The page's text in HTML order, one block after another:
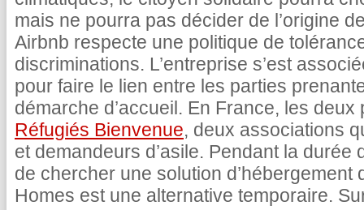
mais ne pourra pas décider de l’origine
Airbnb respecte une politique de
discriminations. L’entreprise s’est
pour faire le lien entre les parties
démarche d’accueil. En France, les
Réfugiés Bienvenue, deux associations
et demandeurs d’asile. Pendant la durée
de chercher une solution
Homes est une alternative temporaire.